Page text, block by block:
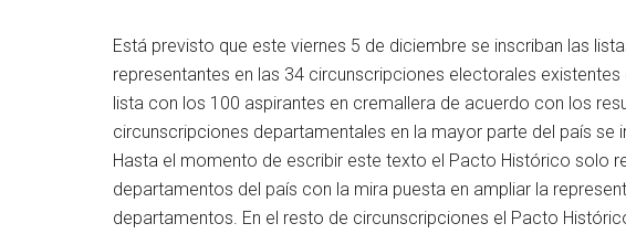
Está previsto que este viernes 5 de diciembre se inscriban las
representantes en las 34 circunscripciones electorales existentes
lista con los 100 aspirantes en cremallera de acuerdo con los
circunscripciones departamentales en la mayor parte del país se
Hasta el momento de escribir este texto el Pacto Histórico solo
departamentos del país con la mira puesta en ampliar la
departamentos. En el resto de circunscripciones el Pacto